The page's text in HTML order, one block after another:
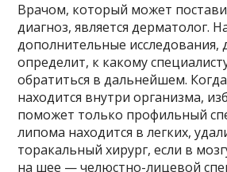
Врачом, который может
диагноз, является дерматолог.
дополнительные исследования,
определит, к какому
обратиться в дальнейшем.
находится внутри организма,
поможет только профильный
липома находится в легких,
торакальный хирург, если в
на шее — челюстно-лицевой